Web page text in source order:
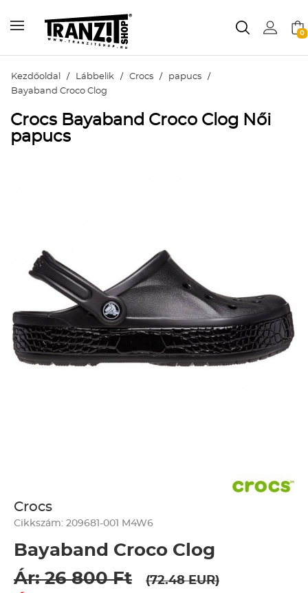
0
Kezdőoldal / Lábbelik / Crocs / papucs /
Bayaband Croco Clog
Crocs Bayaband Croco Clog Női
papucs
Crocs
Cikkszám: 209681-001 M4W6
Bayaband Croco Clog
Ár: 26 800 Ft
(72.48 EUR)